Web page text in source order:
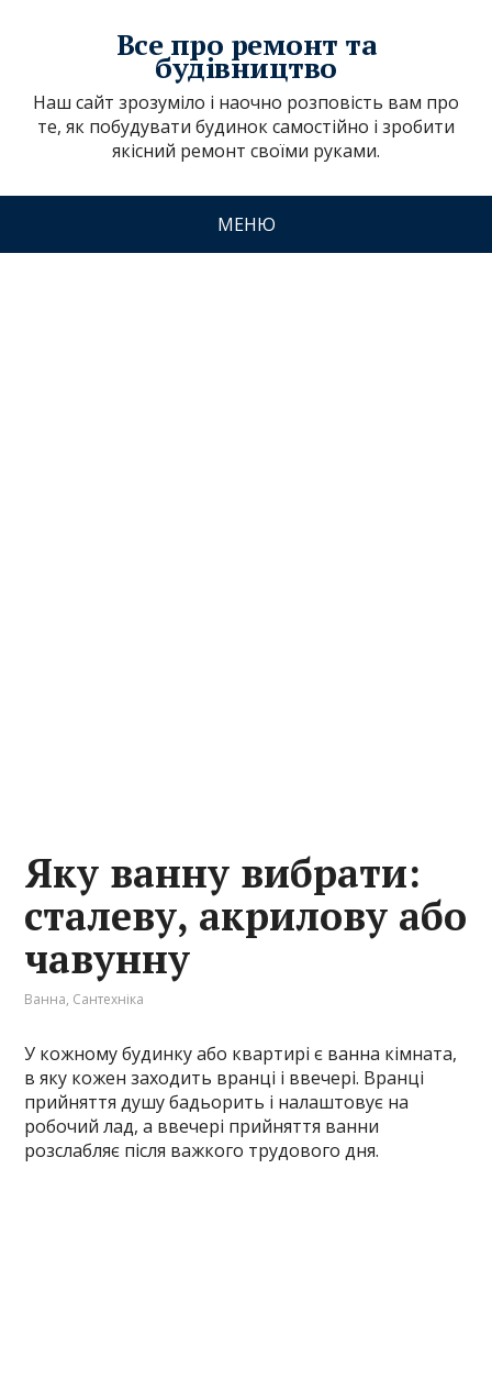
Все про ремонт та
будівництво
Наш сайт зрозуміло і наочно розповість вам про
те, як побудувати будинок самостійно і зробити
якісний ремонт своїми руками.
МЕНЮ
Яку ванну вибрати:
сталеву, акрилову або
чавунну
Ванна, Сантехніка
У кожному будинку або квартирі є ванна кімната,
в яку кожен заходить вранці і ввечері. Вранці
прийняття душу бадьорить і налаштовує на
робочий лад, а ввечері прийняття ванни
розслабляє після важкого трудового дня.